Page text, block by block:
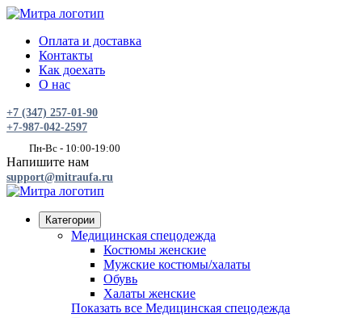
Оплата и доставка
Контакты
Как доехать
О нас
+7 (347) 257-01-90
+7-987-042-2597
Пн-Вс - 10:00-19:00
Напишите нам
support@mitraufa.ru
Категории
Медицинская спецодежда
Костюмы женские
Мужские костюмы/халаты
Обувь
Халаты женские
Показать все Медицинская спецодежда